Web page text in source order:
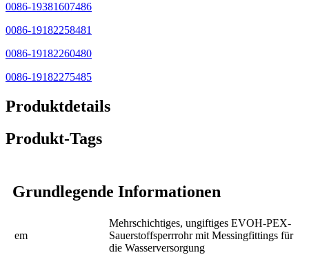
0086-19381607486
0086-19182258481
0086-19182260480
0086-19182275485
Produktdetails
Produkt-Tags
Grundlegende Informationen
em
Mehrschichtiges, ungiftiges EVOH-PEX-
Sauerstoffsperrrohr mit Messingfittings für
die Wasserversorgung